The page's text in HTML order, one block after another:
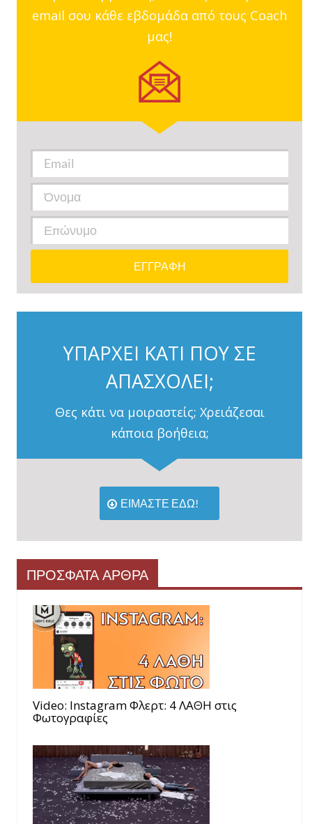
email σου κάθε εβδομάδα από τους Coach
μας!
ΥΠΑΡΧΕΙ ΚΑΤΙ ΠΟΥ ΣΕ
ΑΠΑΣΧΟΛΕΙ;
Θες κάτι να μοιραστείς; Χρειάζεσαι
κάποια βοήθεια;
ΕΙΜΑΣΤΕ ΕΔΩ!
ΠΡΟΣΦΑΤΑ ΑΡΘΡΑ
Video: Instagram Φλερτ: 4 ΛΑΘΗ στις
Φωτογραφίες